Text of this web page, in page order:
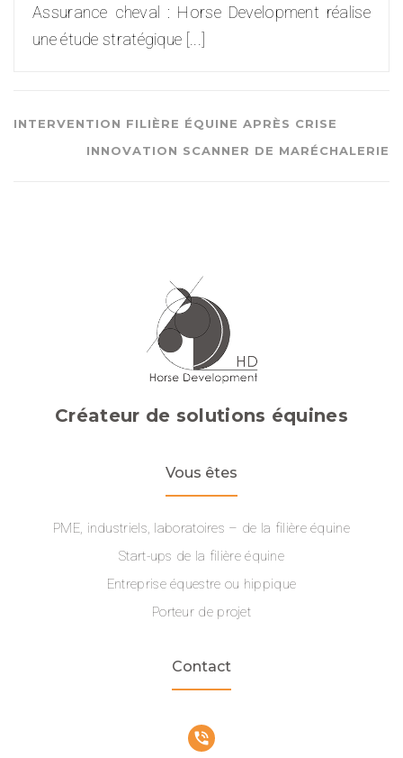
Assurance cheval : Horse Development réalise
une étude stratégique [...]
INTERVENTION FILIÈRE ÉQUINE APRÈS CRISE
INNOVATION SCANNER DE MARÉCHALERIE
Créateur de solutions équines
Vous êtes
PME, industriels, laboratoires – de la filière équine
Start-ups de la filière équine
Entreprise équestre ou hippique
Porteur de projet
Contact
phone_in_talk